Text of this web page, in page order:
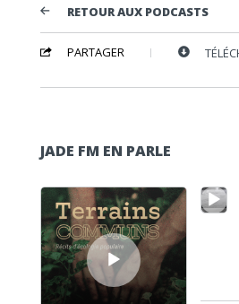
RETOUR AUX PODCASTS
PARTAGER
JADE FM EN PARLE
Lecteur audio
Lecteur audio